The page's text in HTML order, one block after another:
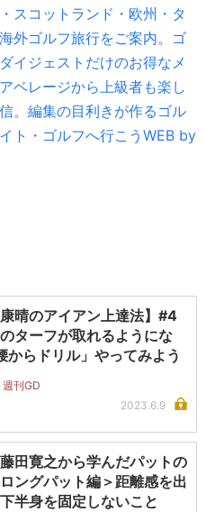
スコットランド・欧州・タ
外ゴルフ旅行をご案内。ゴ
イジェストだけのお得なメ
ベレージから上級者も楽し
。編集の目利きが作るゴル
ト・ゴルフへ行こうWEB by
康晴のアイアン上達法】#4
ターフが取れるようにな
からドリル」やってみよう
週刊GD
2023.6.9
田寛之から学んだパットの
ングパット編＞距離感を出
半身を固定しないこと